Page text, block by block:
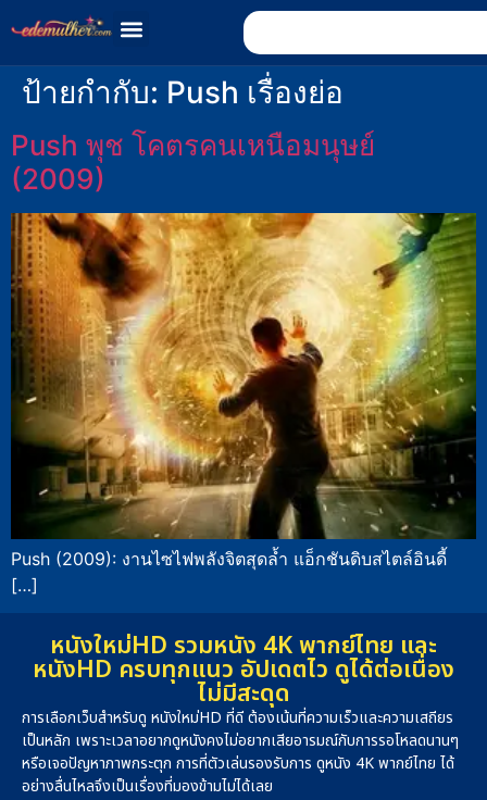
ป้ายกำกับ: Push เรื่องย่อ
Push พุช โคตรคนเหนือมนุษย์
(2009)
Push (2009): งานไซไฟพลังจิตสุดล้ำ แอ็กชันดิบสไตล์อินดี้
[…]
หนังใหม่HD รวมหนัง 4K พากย์ไทย และ
หนังHD ครบทุกแนว อัปเดตไว ดูได้ต่อเนื่อง
ไม่มีสะดุด
การเลือกเว็บสำหรับดู หนังใหม่HD ที่ดี ต้องเน้นที่ความเร็วและความเสถียร
เป็นหลัก เพราะเวลาอยากดูหนังคงไม่อยากเสียอารมณ์กับการรอโหลดนานๆ
หรือเจอปัญหาภาพกระตุก การที่ตัวเล่นรองรับการ ดูหนัง 4K พากย์ไทย ได้
อย่างลื่นไหลจึงเป็นเรื่องที่มองข้ามไม่ได้เลย